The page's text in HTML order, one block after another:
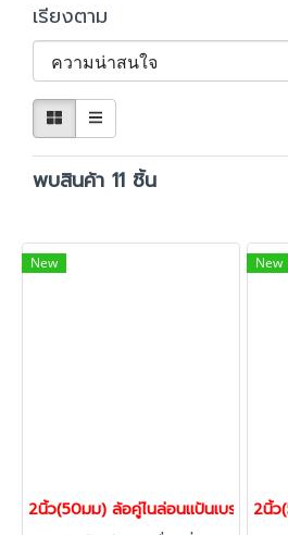
เรียงตาม
พบสินค้า 11 ชิ้น
New
2นิ้ว(50มม) ล้อคู่ไนล่อนแป้นเบรก ลูกล้
New
2นิ้ว